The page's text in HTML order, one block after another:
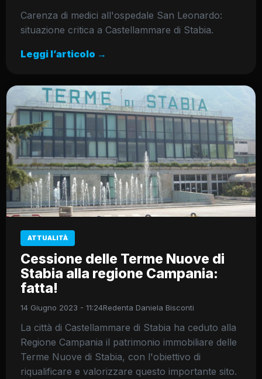
Carenza di medici all'ospedale San Leonardo:
situazione critica a Castellammare di Stabia.
Leggi l’articolo →
ATTUALITÀ
Cessione delle Terme Nuove di
Stabia alla regione Campania:
fatta!
14 Giugno 2023 - 11:24Redenta Daniela Bisconti
La città di Castellammare di Stabia ha ceduto alla
Regione Campania il patrimonio immobiliare delle
Terme Nuove di Stabia, con l'obiettivo di
riqualificare e valorizzare questo importante sito.